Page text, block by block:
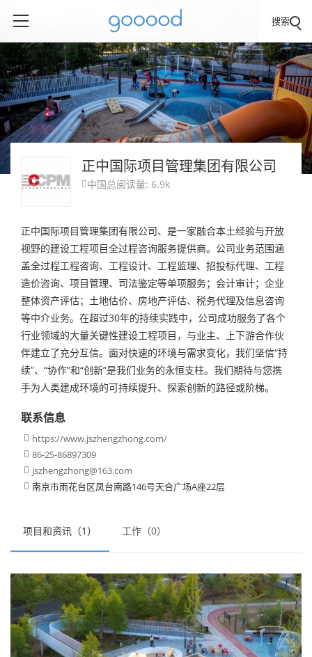
搜索
项目和资讯（1） 工作（0）
正中国际项目管理集团有限公司
 中国总阅读量: 6.9k
正中国际项目管理集团有限公司、是一家融合本土经验与开放
视野的建设工程项目全过程咨询服务提供商。公司业务范围涵
盖全过程工程咨询、工程设计、工程监理、招投标代理、工程
造价咨询、项目管理、司法鉴定等单项服务；会计审计；企业
整体资产评估；土地估价、房地产评估、税务代理及信息咨询
等中介业务。在超过30年的持续实践中，公司成功服务了各个
行业领域的大量关键性建设工程项目，与业主、上下游合作伙
伴建立了充分互信。面对快速的环境与需求变化，我们坚信“持
续”、“协作”和“创新”是我们业务的永恒支柱。我们期待与您携
手为人类建成环境的可持续提升、探索创新的路径或阶梯。
联系信息
 https://www.jszhengzhong.com/
 86-25-86897309
 jszhengzhong@163.com
 南京市雨花台区凤台南路146号天合广场A座22层